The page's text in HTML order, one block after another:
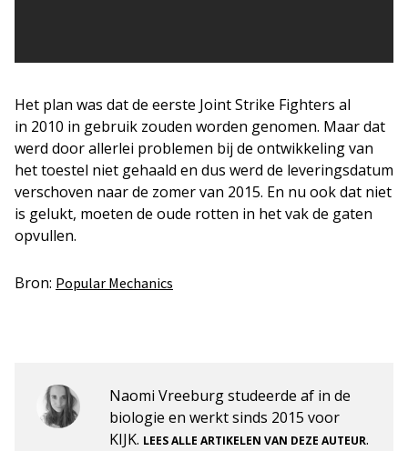
Het plan was dat de eerste Joint Strike Fighters al
in 2010 in gebruik zouden worden genomen. Maar dat
werd door allerlei problemen bij de ontwikkeling van
het toestel niet gehaald en dus werd de leveringsdatum
verschoven naar de zomer van 2015. En nu ook dat niet
is gelukt, moeten de oude rotten in het vak de gaten
opvullen.
Bron: Popular Mechanics
Naomi Vreeburg studeerde af in de
biologie en werkt sinds 2015 voor
KIJK. LEES ALLE ARTIKELEN VAN DEZE AUTEUR.